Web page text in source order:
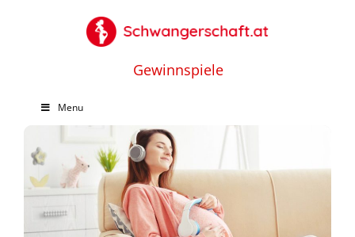
Gewinnspiele
Menu